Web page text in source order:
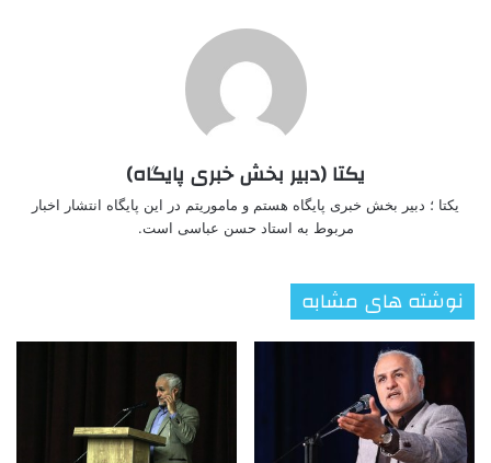
یکتا (دبیر بخش خبری پایگاه)
یکتا ؛ دبیر بخش خبری پایگاه هستم و ماموریتم در این پایگاه انتشار اخبار
مربوط به استاد حسن عباسی است.
نوشته های مشابه